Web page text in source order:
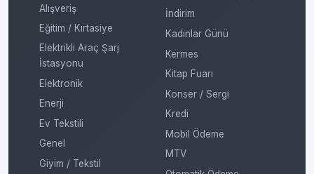
Alışveriş
Eğitim / Kırtasiye
Elektrikli Araç Şarj
İstasyonu
Elektronik
Enerji
Ev Tekstili
Genel
Giyim / Tekstil
İndirim
Kadınlar Günü
Kermes
Kitap Fuarı
Konser / Sergi
Kredi
Mobil Ödeme
MTV